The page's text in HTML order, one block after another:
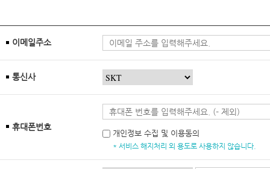
이메일주소
통신사
휴대폰번호
개인정보 수집 및 이용동의
* 서비스 해지처리 외 용도로 사용하지 않습니다.